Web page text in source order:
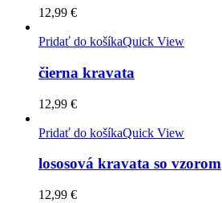
12,99 €
Pridať do košíkaQuick View
čierna kravata
12,99 €
Pridať do košíkaQuick View
lososová kravata so vzorom
12,99 €